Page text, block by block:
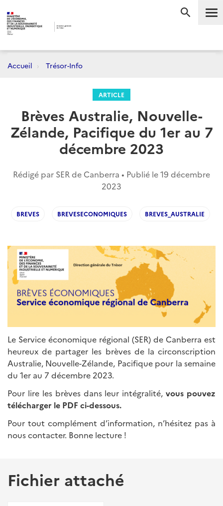
Accueil Trésor-Info
ARTICLE
Brèves Australie, Nouvelle-
Zélande, Pacifique du 1er au 7
décembre 2023
Rédigé par SER de Canberra • Publié le19 décembre
2023
BREVES BREVESECONOMIQUES BREVES_AUSTRALIE
Le Service économique régional (SER) de Canberra est
heureux de partager les brèves de la circonscription
Australie, Nouvelle-Zélande, Pacifique pour la semaine
du 1er au 7 décembre 2023.
Pour lire les brèves dans leur intégralité,vous pouvez
télécharger le PDF ci-dessous.
Pour tout complément d’information, n’hésitez pas à
nous contacter. Bonne lecture !
Fichier attaché